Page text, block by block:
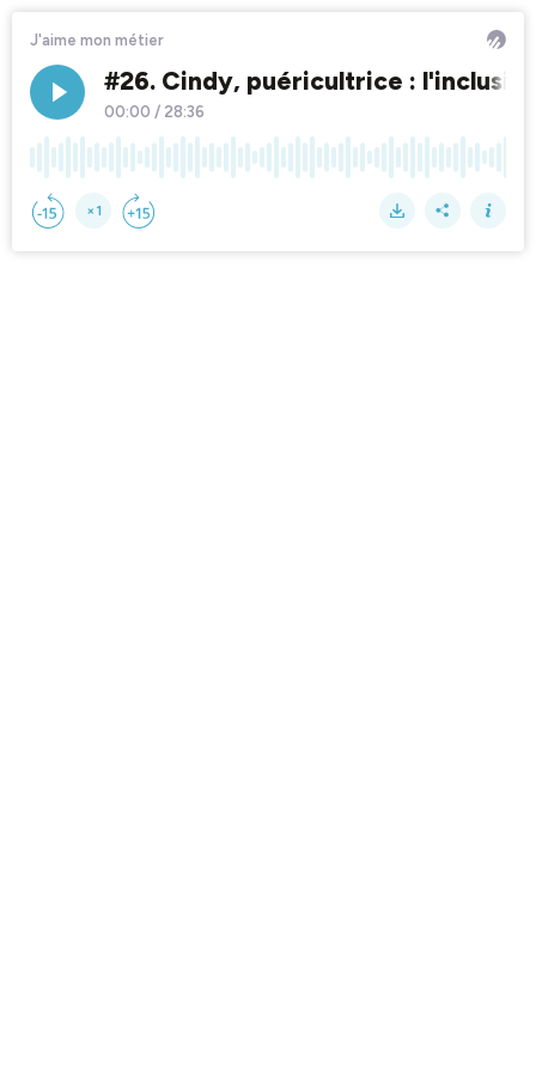
J'aime mon métier
#26. Cindy, puéricultrice :
00:00 / 28:36
×1